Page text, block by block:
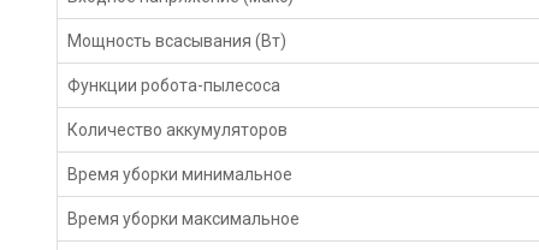
Мощность всасывания (Вт)
Функции робота-пылесоса
Количество аккумуляторов
Время уборки минимальное
Время уборки максимальное